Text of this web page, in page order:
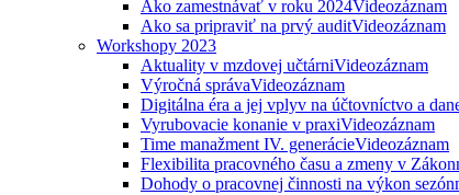
Ako zamestnávať v roku 2024Videozáznam
Ako sa pripraviť na prvý auditVideozáznam
Workshopy 2023
Aktuality v mzdovej učtárniVideozáznam
Výročná správaVideozáznam
Digitálna éra a jej vplyv na účtovníctvo a
Vyrubovacie konanie v praxiVideozáznam
Time manažment IV. generácieVideozáznam
Flexibilita pracovného času a zmeny v
Dohody o pracovnej činnosti na výkon